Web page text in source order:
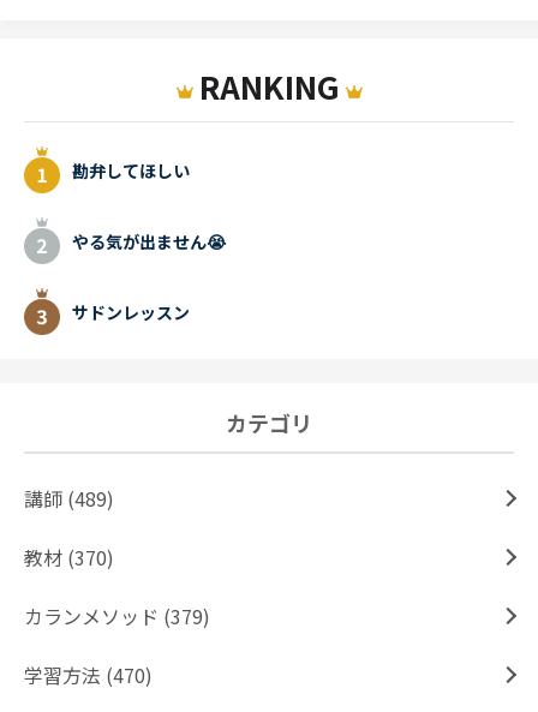
RANKING
勘弁してほしい
やる気が出ません😭
サドンレッスン
カテゴリ
講師 (489)
教材 (370)
カランメソッド (379)
学習方法 (470)